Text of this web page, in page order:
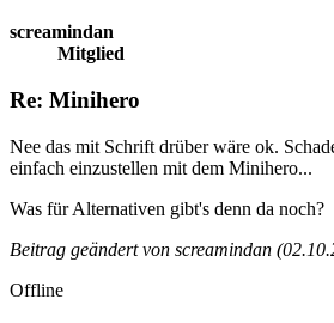
screamindan
Mitglied
Re: Minihero
Nee das mit Schrift drüber wäre ok.
einfach einzustellen mit dem Minihero...
Was für Alternativen gibt's denn da noch?
Beitrag geändert von screamindan
Offline